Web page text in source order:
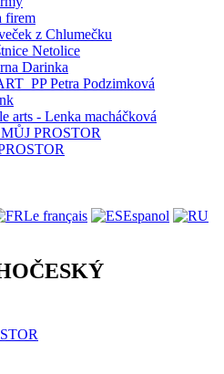
firem
z Chlumečku
Netolice
Darinka
Petra Podzimková
arts - Lenka macháčková
PROSTOR
Le français
Espanol